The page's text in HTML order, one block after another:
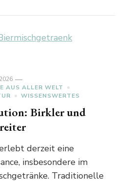
AUS ALLER WELT
WISSENSWERTES
Birkler und
derzeit eine
insbesondere im
Traditionelle